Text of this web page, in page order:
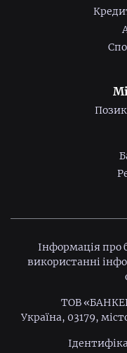
Інформація про
використанні
ТОВ
Україна, 03179,